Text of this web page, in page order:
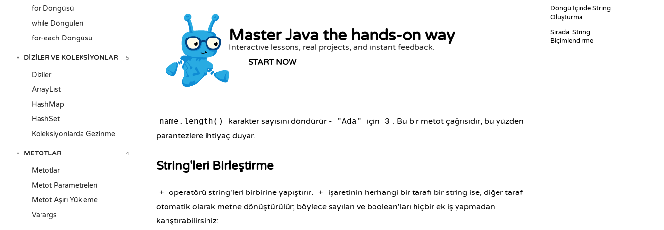
for Döngüsü
while Döngüleri
for-each Döngüsü
▾ DIZILER VE KOLEKSIYONLAR 5
Diziler
ArrayList
HashMap
HashSet
Koleksiyonlarda Gezinme
▾ METOTLAR 4
Metotlar
Metot Parametreleri
Metot Aşırı Yükleme
Varargs
Master Java the hands-on way
Interactive lessons, real projects, and instant feedback.
START NOW
name.length() karakter sayısını döndürür - "Ada" için 3 . Bu bir metot çağrısıdır, bu yüzden
parantezlere ihtiyaç duyar.
String'leri Birleştirme
+ operatörü string'leri birbirine yapıştırır. +
işaretinin herhangi bir tarafı bir string ise, diğer taraf
otomatik olarak metne dönüştürülür; böylece sayıları ve boolean'ları hiçbir ek iş yapmadan
karıştırabilirsiniz:
Döngü İçinde String
Oluşturma
Sırada: String
Biçimlendirme